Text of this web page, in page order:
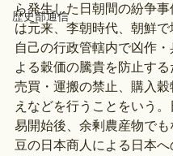
歴史部通信
ら発生した日朝間の紛争事
は元来、李朝時代、朝鮮で
自己の行政管轄内で凶作
よる穀価の騰貴を防止す
売買・運搬の禁止、購入
えなどを行うことをいう
易開始後、余剰農産物で
豆の日本商人による日本へ